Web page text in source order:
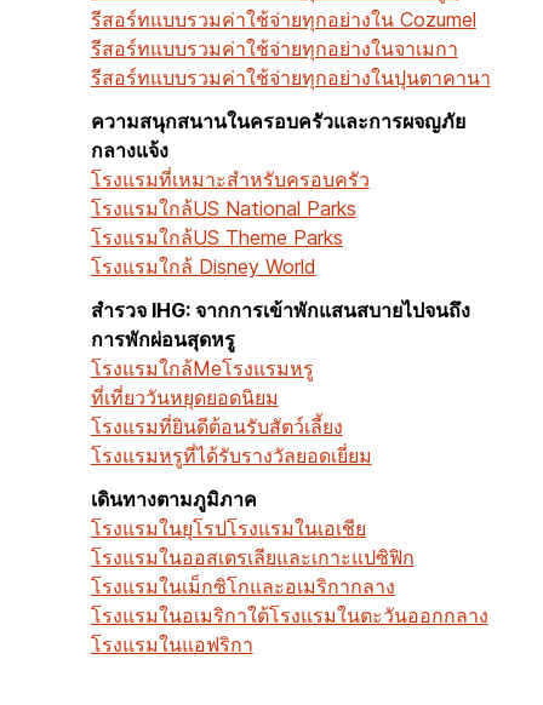
รีสอร์ทแบบรวมค่าใช้จ่ายทุกอย่างใน Cozumel
รีสอร์ทแบบรวมค่าใช้จ่ายทุกอย่างในจาเมกา
รีสอร์ทแบบรวมค่าใช้จ่ายทุกอย่างในปุนตาคานา
ความสนุกสนานในครอบครัวและการผจญภัย
กลางแจ้ง
โรงแรมที่เหมาะสำหรับครอบครัว
โรงแรมใกล้US National Parks
โรงแรมใกล้US Theme Parks
โรงแรมใกล้ Disney World
สำรวจ IHG: จากการเข้าพักแสนสบายไปจนถึง
การพักผ่อนสุดหรู
โรงแรมใกล้Meโรงแรมหรู
ที่เที่ยววันหยุดยอดนิยม
โรงแรมที่ยินดีต้อนรับสัตว์เลี้ยง
โรงแรมหรูที่ได้รับรางวัลยอดเยี่ยม
เดินทางตามภูมิภาค
โรงแรมในยุโรปโรงแรมในเอเชีย
โรงแรมในออสเตรเลียและเกาะแปซิฟิก
โรงแรมในเม็กซิโกและอเมริกากลาง
โรงแรมในอเมริกาใต้โรงแรมในตะวันออกกลาง
โรงแรมในแอฟริกา